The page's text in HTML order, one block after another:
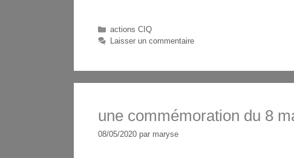
actions CIQ
Laisser un commentaire
une commémoration du 8
08/05/2020 par maryse